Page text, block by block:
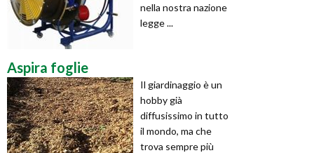
nella nostra nazione
legge ...
Aspira foglie
Il giardinaggio è un
hobby già
diffusissimo in tutto
il mondo, ma che
trova sempre più